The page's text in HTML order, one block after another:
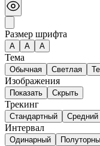
Размер шрифта
А A A
Тема
Обычная Светлая
Изображения
Показать Скрыть
Трекинг
Стандартный Средний
Интервал
Одинарный